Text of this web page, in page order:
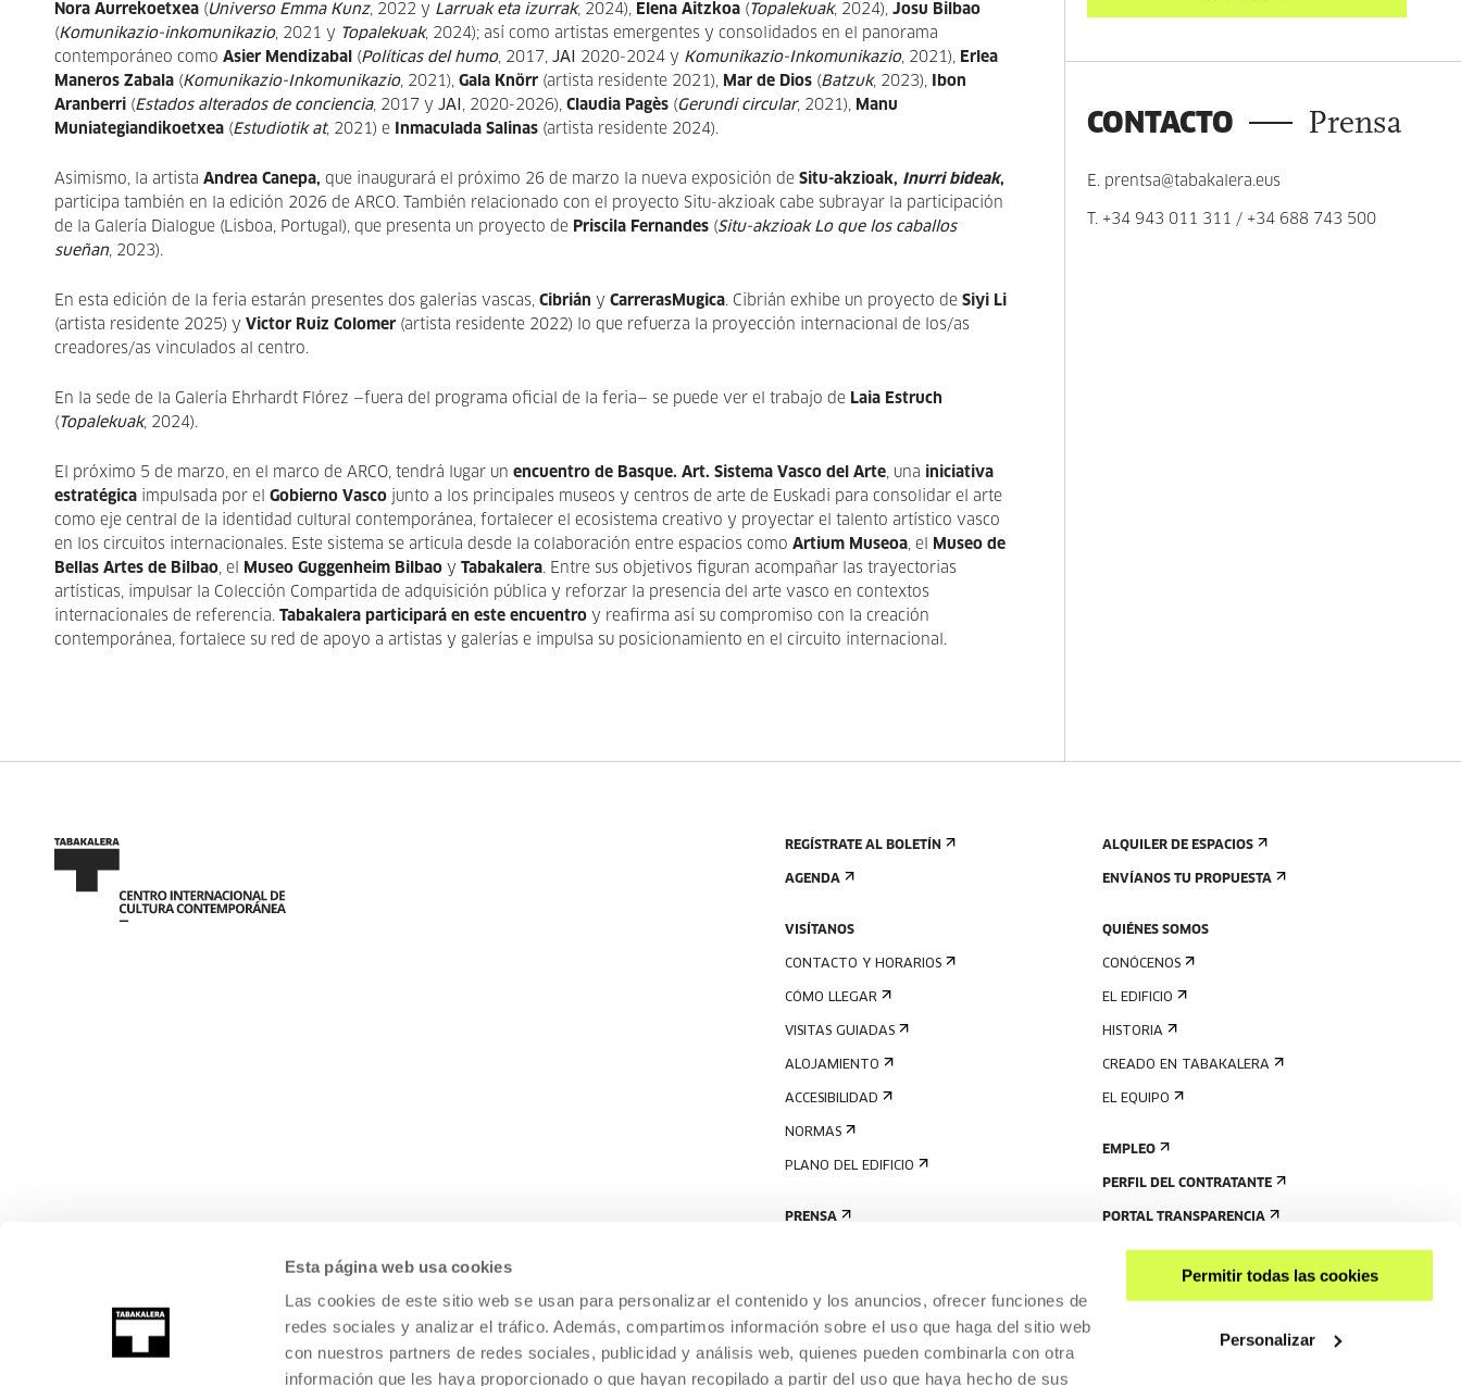
Esta página web usa cookies
Las cookies de este sitio web se usan para personalizar el contenido y los anuncios, ofrecer funciones de
redes sociales y analizar el tráfico. Además, compartimos información sobre el uso que haga del sitio web
con nuestros partners de redes sociales, publicidad y análisis web, quienes pueden combinarla con otra
información que les haya proporcionado o que hayan recopilado a partir del uso que haya hecho de sus
Permitir todas las cookies
Personalizar
Nora Aurrekoetxea (Universo Emma Kunz, 2022 y Larruak eta izurrak, 2024), Elena Aitzkoa ( Topalekuak, 2024), Josu Bilbao
(Komunikazio-inkomunikazio, 2021 y Topalekuak, 2024); así como artistas emergentes y consolidados en el panorama
contemporáneo como Asier Mendizabal (Políticas del humo, 2017, JAI 2020-2024 y Komunikazio-Inkomunikazio, 2021), Erlea
Maneros Zabala (Komunikazio-Inkomunikazio, 2021), Gala Knörr (artista residente 2021), Mar de Dios (Batzuk, 2023),
Ibon
Aranberri (Estados alterados de conciencia, 2017 y JAI , 2020-2026), Claudia Pagès (Gerundi circular, 2021), Manu
Muniategiandikoetxea (Estudiotik at, 2021) e Inmaculada Salinas (artista residente 2024).
Asimismo, la artista Andrea Canepa, que inaugurará el próximo 26 de marzo la nueva exposición de Situ-akzioak, Inurri bideak,
participa también en la edición 2026 de ARCO. También relacionado con el proyecto Situ-akzioak cabe subrayar la participación
de la Galería Dialogue (Lisboa, Portugal), que presenta un proyecto de Priscila Fernandes (Situ-akzioak Lo que los caballos
sueñan, 2023).
En esta edición de la feria estarán presentes dos galerías vascas, Cibrián y CarrerasMugica. Cibrián exhibe un proyecto de Siyi Li
(artista residente 2025) y Victor Ruiz Colomer (artista residente 2022) lo que refuerza la proyección internacional de los/as
creadores/as vinculados al centro.
En la sede de la Galería Ehrhardt Flórez —fuera del programa oficial de la feria— se puede ver el trabajo de Laia Estruch
( Topalekuak, 2024).
El próximo 5 de marzo, en el marco de ARCO, tendrá lugar un encuentro de Basque. Art. Sistema Vasco del Arte, una
iniciativa
estratégica impulsada por el Gobierno Vasco junto a los principales museos y centros de arte de Euskadi para consolidar el arte
como eje central de la identidad cultural contemporánea, fortalecer el ecosistema creativo y proyectar el talento artístico vasco
en los circuitos internacionales. Este sistema se articula desde la colaboración entre espacios como Artium Museoa, el
Museo de
Bellas Artes de Bilbao, el Museo Guggenheim Bilbao y Tabakalera. Entre sus objetivos figuran acompañar las trayectorias
artísticas, impulsar la Colección Compartida de adquisición pública y reforzar la presencia del arte vasco en contextos
internacionales de referencia. Tabakalera participará en este encuentro y reafirma así su compromiso con la creación
contemporánea, fortalece su red de apoyo a artistas y galerías e impulsa su posicionamiento en el circuito internacional.
CONTACTO Prensa
E. prentsa@tabakalera.eus
T. +34 943 011 311 / +34 688 743 500
REGÍSTRATE AL BOLETÍN
AGENDA
VISÍTANOS
CONTACTO Y HORARIOS
CÓMO LLEGAR
VISITAS GUIADAS
ALOJAMIENTO
ACCESIBILIDAD
NORMAS
PLANO DEL EDIFICIO
PRENSA
ALQUILER DE ESPACIOS
ENVÍANOS TU PROPUESTA
QUIÉNES SOMOS
CONÓCENOS
EL EDIFICIO
HISTORIA
CREADO EN TABAKALERA
EL EQUIPO
EMPLEO
PERFIL DEL CONTRATANTE
PORTAL TRANSPARENCIA